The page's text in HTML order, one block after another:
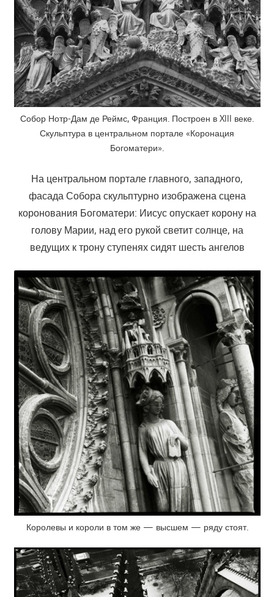
Собор Нотр-Дам де Реймс, Франция. Построен в XIII веке.
Скульптура в центральном портале «Коронация
Богоматери».
На центральном портале главного, западного,
фасада Собора скульптурно изображена сцена
коронования Богоматери: Иисус опускает корону на
голову Марии, над его рукой светит солнце, на
ведущих к трону ступенях сидят шесть ангелов
Королевы и короли в том же — высшем — ряду стоят.